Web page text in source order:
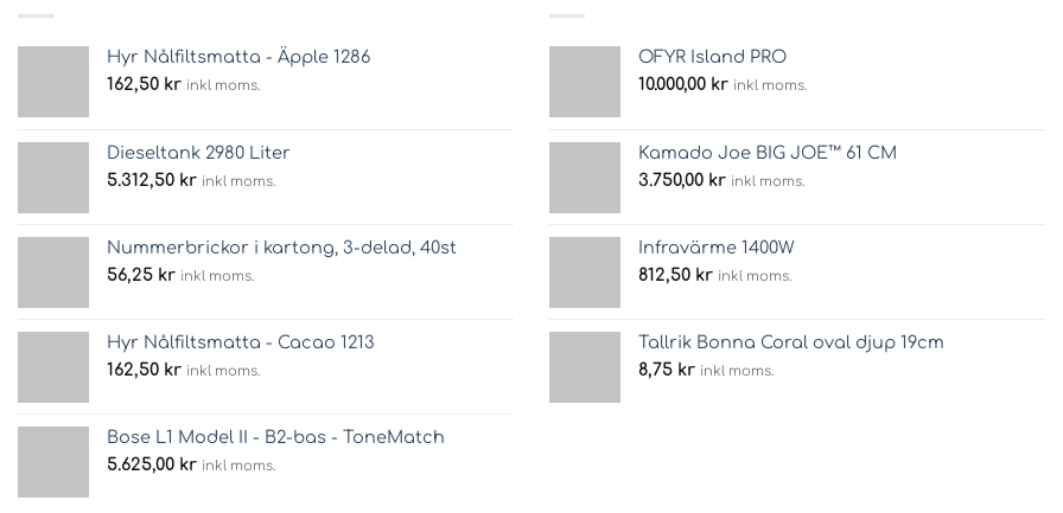
Hyr Nålfiltsmatta - Äpple 1286
162,50 kr inkl moms.
Dieseltank 2980 Liter
5.312,50 kr inkl moms.
Nummerbrickor i kartong, 3-delad, 40st
56,25 kr inkl moms.
Hyr Nålfiltsmatta - Cacao 1213
162,50 kr inkl moms.
Bose L1 Model II - B2-bas - ToneMatch
5.625,00 kr inkl moms.
OFYR Island PRO
10.000,00 kr inkl moms.
Kamado Joe BIG JOE™ 61 CM
3.750,00 kr inkl moms.
Infravärme 1400W
812,50 kr inkl moms.
Tallrik Bonna Coral oval djup 19cm
8,75 kr inkl moms.